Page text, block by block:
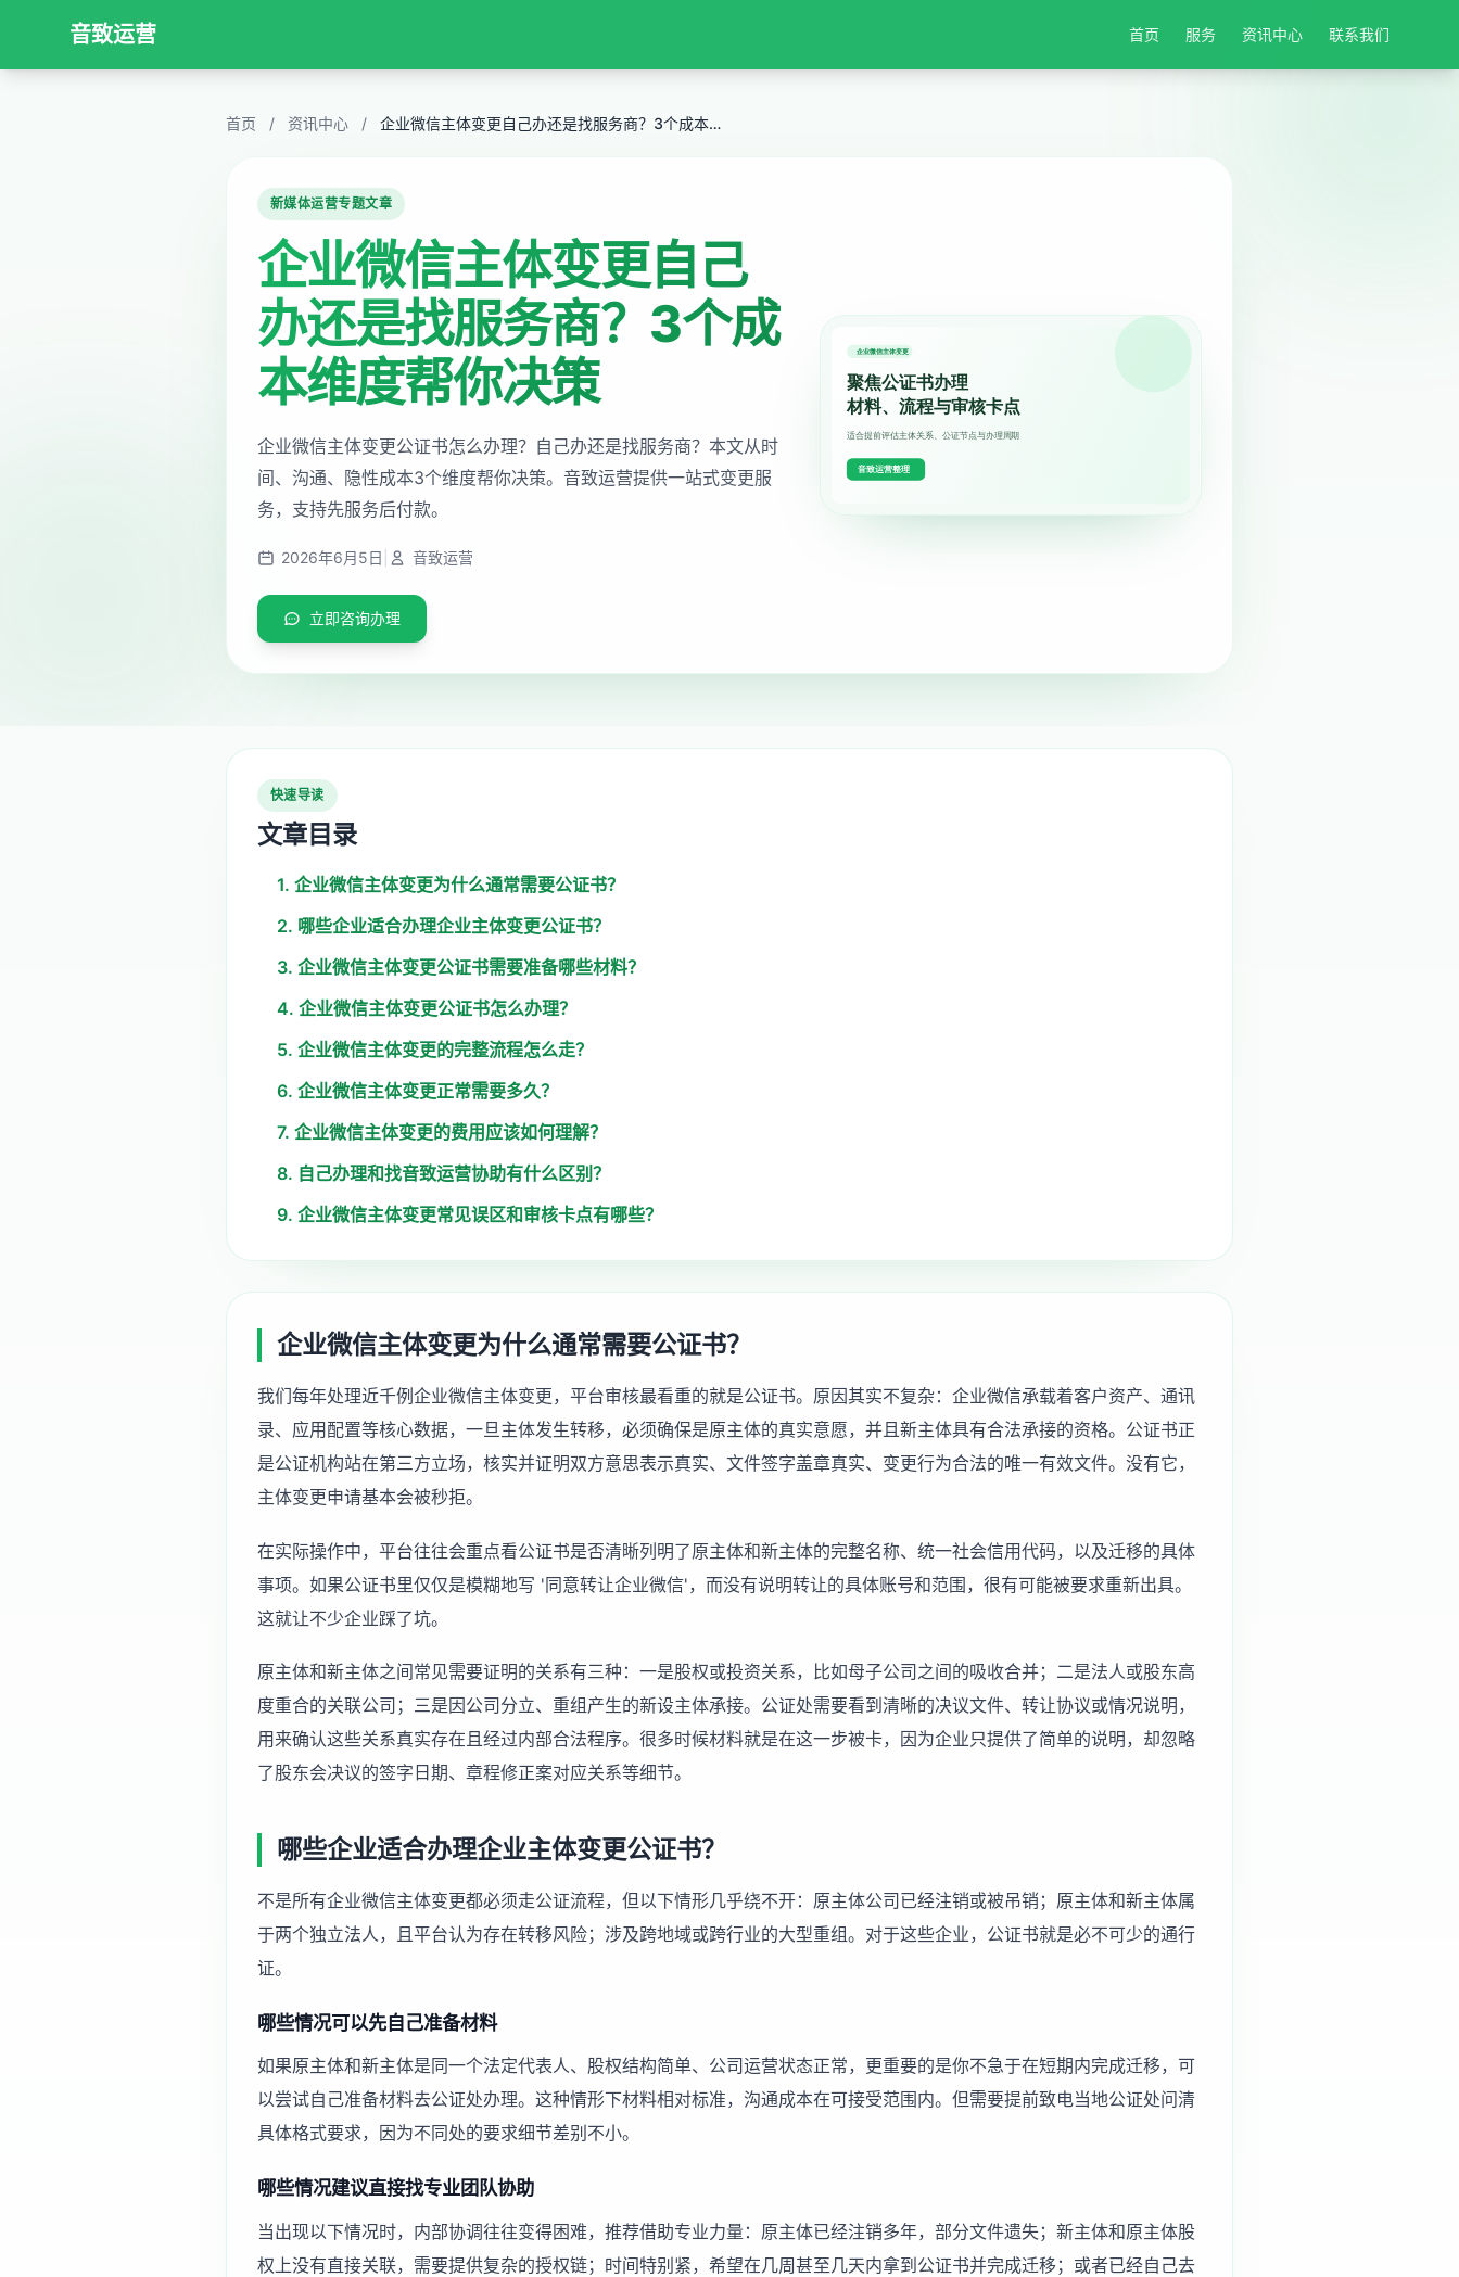
音致运营 首页 服务 资讯中心 联系我们
首页 / 资讯中心 / 企业微信主体变更自己办还是找服务商？3个成本维度帮你决策
新媒体运营专题文章
企业微信主体变更自己
办还是找服务商？3个成
本维度帮你决策
企业微信主体变更公证书怎么办理？自己办还是找服务商？本文从时
间、沟通、隐性成本3个维度帮你决策。音致运营提供一站式变更服
务，支持先服务后付款。
2026年6月5日 音致运营
立即咨询办理
快速导读
文章目录
1. 企业微信主体变更为什么通常需要公证书？
2. 哪些企业适合办理企业主体变更公证书？
3. 企业微信主体变更公证书需要准备哪些材料？
4. 企业微信主体变更公证书怎么办理？
5. 企业微信主体变更的完整流程怎么走？
6. 企业微信主体变更正常需要多久？
7. 企业微信主体变更的费用应该如何理解？
8. 自己办理和找音致运营协助有什么区别？
9. 企业微信主体变更常见误区和审核卡点有哪些？
企业微信主体变更为什么通常需要公证书？
我们每年处理近千例企业微信主体变更，平台审核最看重的就是公证书。原因其实不复杂：企业微信承载着客户资产、通讯
录、应用配置等核心数据，一旦主体发生转移，必须确保是原主体的真实意愿，并且新主体具有合法承接的资格。公证书正
是公证机构站在第三方立场，核实并证明双方意思表示真实、文件签字盖章真实、变更行为合法的唯一有效文件。没有它，
主体变更申请基本会被秒拒。
在实际操作中，平台往往会重点看公证书是否清晰列明了原主体和新主体的完整名称、统一社会信用代码，以及迁移的具体
事项。如果公证书里仅仅是模糊地写 '同意转让企业微信'，而没有说明转让的具体账号和范围，很有可能被要求重新出具。
这就让不少企业踩了坑。
原主体和新主体之间常见需要证明的关系有三种：一是股权或投资关系，比如母子公司之间的吸收合并；二是法人或股东高
度重合的关联公司；三是因公司分立、重组产生的新设主体承接。公证处需要看到清晰的决议文件、转让协议或情况说明，
用来确认这些关系真实存在且经过内部合法程序。很多时候材料就是在这一步被卡，因为企业只提供了简单的说明，却忽略
了股东会决议的签字日期、章程修正案对应关系等细节。
哪些企业适合办理企业主体变更公证书？
不是所有企业微信主体变更都必须走公证流程，但以下情形几乎绕不开：原主体公司已经注销或被吊销；原主体和新主体属
于两个独立法人，且平台认为存在转移风险；涉及跨地域或跨行业的大型重组。对于这些企业，公证书就是必不可少的通行
证。
哪些情况可以先自己准备材料
如果原主体和新主体是同一个法定代表人、股权结构简单、公司运营状态正常，更重要的是你不急于在短期内完成迁移，可
以尝试自己准备材料去公证处办理。这种情形下材料相对标准，沟通成本在可接受范围内。但需要提前致电当地公证处问清
具体格式要求，因为不同处的要求细节差别不小。
哪些情况建议直接找专业团队协助
当出现以下情况时，内部协调往往变得困难，推荐借助专业力量：原主体已经注销多年，部分文件遗失；新主体和原主体股
权上没有直接关联，需要提供复杂的授权链；时间特别紧，希望在几周甚至几天内拿到公证书并完成迁移；或者已经自己去